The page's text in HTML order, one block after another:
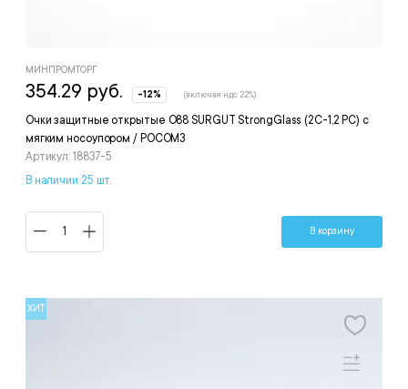
Очки защитные открытые О88 SURGUT StrongGlass (2С-1,2 PC) с
мягким носоупором / РОСОМЗ
Артикул: 18837-5
МИНПРОМТОРГ
354.29 руб. -12% (включая ндс 22%)
В наличии 25 шт.
В корзину
ХИТ